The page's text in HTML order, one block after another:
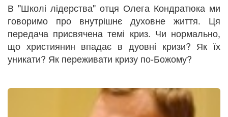
В "Школі лідерства" отця Олега Кондратюка ми
говоримо про внутрішнє духовне життя. Ця
передача присвячена темі криз. Чи нормально,
що християнин впадає в дуовні кризи? Як їх
уникати? Як переживати кризу по-Божому?